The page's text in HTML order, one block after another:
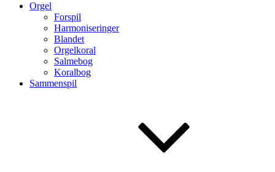
Orgel
Forspil
Harmoniseringer
Blandet
Orgelkoral
Salmebog
Koralbog
Sammenspil